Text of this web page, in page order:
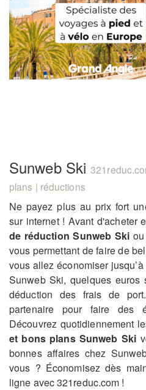
Sunweb Ski
plans | réductions
Ne payez plus au prix fort
sur internet ! Avant d'acheter
de réduction Sunweb Ski
vous permettant de faire de
vous allez économiser
Sunweb Ski, quelques
déduction des frais de
partenaire pour faire des
Découvrez quotidiennement
et bons plans Sunweb Ski
bonnes affaires chez
vous ? Économisez dès
ligne avec 321reduc.com !